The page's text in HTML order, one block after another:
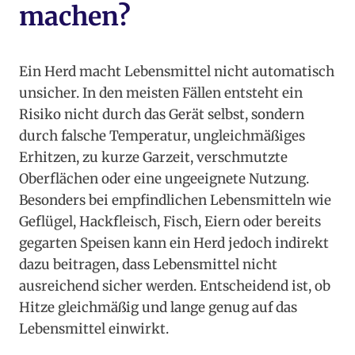
machen?
Ein Herd macht Lebensmittel nicht automatisch
unsicher. In den meisten Fällen entsteht ein
Risiko nicht durch das Gerät selbst, sondern
durch falsche Temperatur, ungleichmäßiges
Erhitzen, zu kurze Garzeit, verschmutzte
Oberflächen oder eine ungeeignete Nutzung.
Besonders bei empfindlichen Lebensmitteln wie
Geflügel, Hackfleisch, Fisch, Eiern oder bereits
gegarten Speisen kann ein Herd jedoch indirekt
dazu beitragen, dass Lebensmittel nicht
ausreichend sicher werden. Entscheidend ist, ob
Hitze gleichmäßig und lange genug auf das
Lebensmittel einwirkt.